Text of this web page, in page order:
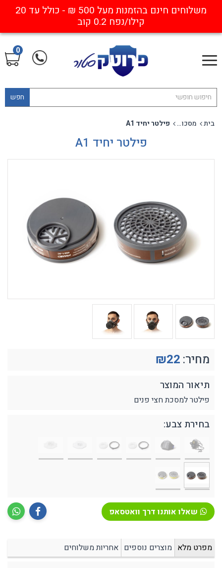
משלוחים חינם בהזמנות מעל 500 ₪ - כולל עד 20
קילו/נפח 0.2 קוב
חפש
0
בית מסכות חצי פנים, מסכות פנים מלאות ומסננים פילטר יחיד A1
פילטר יחיד A1
מחיר: 22
₪
תיאור המוצר
פילטר למסכת חצי פנים
בחירת צבע:
שאלו אותנו דרך וואטסאפ
מפרט מלא מוצרים נוספים אחריות משלוחים